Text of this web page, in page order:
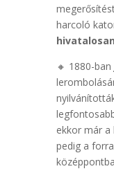
harcoló
🔸 1880-ban
ekkor már a
pedig a